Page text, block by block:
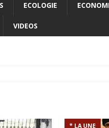
ECOLOGIE
VIDEOS
* LA UNE